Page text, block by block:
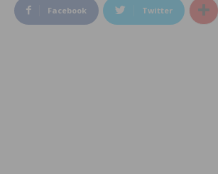
Facebook Twitter